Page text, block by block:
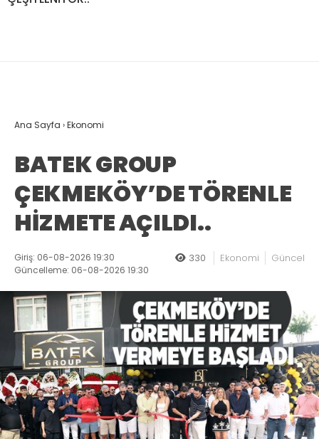
Ana Sayfa ›Ekonomi
BATEK GROUP
ÇEKMEKÖY’DE TÖRENLE
HİZMETE AÇILDI..
Giriş: 06-08-2026 19:30
Güncelleme: 06-08-2026 19:30
330 Ekonomi Güncel